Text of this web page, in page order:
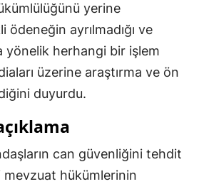
Rize
Sakarya
Samsun
Sinop
Sivas
yerine
ayrılmadığı ve
yönelik herhangi bir işlem
üzerine araştırma ve ön
duyurdu.
can güvenliğini tehdit
mevzuat hükümlerinin